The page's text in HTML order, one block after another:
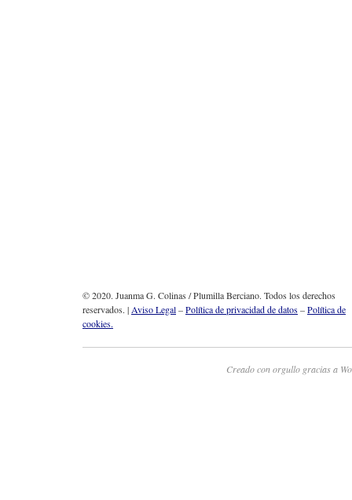
© 2020. Juanma G. Colinas / Plumilla Berciano. Todos los derechos
reservados. |Aviso Legal–Política de privacidad de datos–Política de
cookies.
Creado con orgullo gracias a